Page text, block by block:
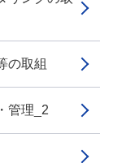
の取組
管理_2